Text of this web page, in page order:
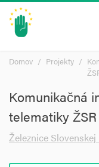
Domov Projekty
Komunikačná
telematiky ŽSR
Železnice